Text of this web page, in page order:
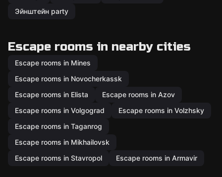
Эйнштейн party
Escape rooms in nearby cities
Escape rooms in Mines
Escape rooms in Novocherkassk
Escape rooms in Elista
Escape rooms in Azov
Escape rooms in Volgograd
Escape rooms in Volzhsky
Escape rooms in Taganrog
Escape rooms in Mikhailovsk
Escape rooms in Stavropol
Escape rooms in Armavir